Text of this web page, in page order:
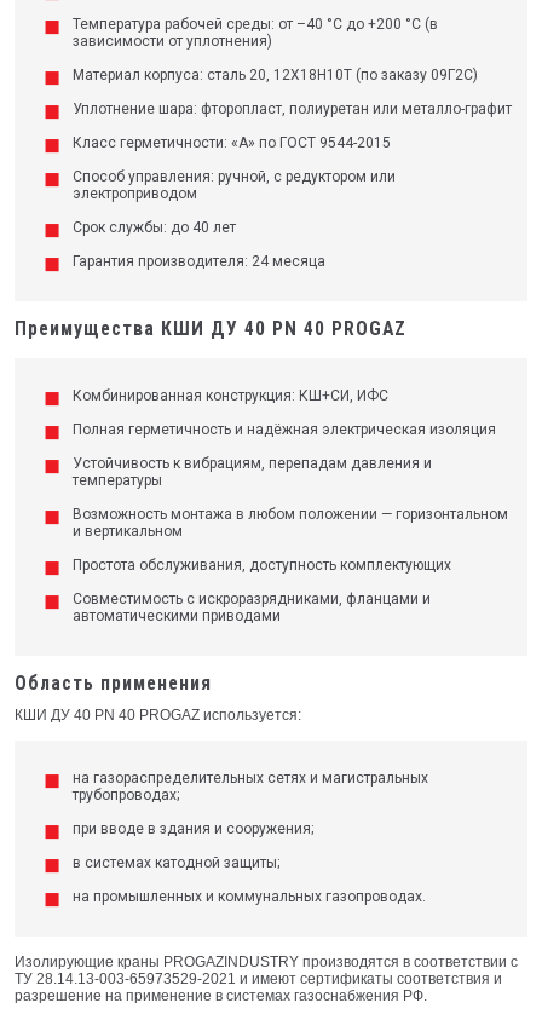
Температура рабочей среды: от –40 °C до +200 °C (в
зависимости от уплотнения)
Материал корпуса: сталь 20, 12Х18Н10Т (по заказу 09Г2С)
Уплотнение шара: фторопласт, полиуретан или металло-графит
Класс герметичности: «А» по ГОСТ 9544-2015
Способ управления: ручной, с редуктором или
электроприводом
Срок службы: до 40 лет
Гарантия производителя: 24 месяца
Преимущества КШИ ДУ 40 PN 40 PROGAZ
Комбинированная конструкция: КШ+СИ, ИФС
Полная герметичность и надёжная электрическая изоляция
Устойчивость к вибрациям, перепадам давления и
температуры
Возможность монтажа в любом положении — горизонтальном
и вертикальном
Простота обслуживания, доступность комплектующих
Совместимость с искроразрядниками, фланцами и
автоматическими приводами
Область применения
КШИ ДУ 40 PN 40 PROGAZ используется:
на газораспределительных сетях и магистральных
трубопроводах;
при вводе в здания и сооружения;
в системах катодной защиты;
на промышленных и коммунальных газопроводах.
Изолирующие краны PROGAZINDUSTRY производятся в соответствии с
ТУ 28.14.13-003-65973529-2021 и имеют сертификаты соответствия и
разрешение на применение в системах газоснабжения РФ.